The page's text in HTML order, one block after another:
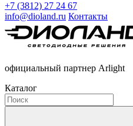
+7 (3812) 27 24 67
info@dioland.ru Контакты
официальный партнер Arlight
Каталог